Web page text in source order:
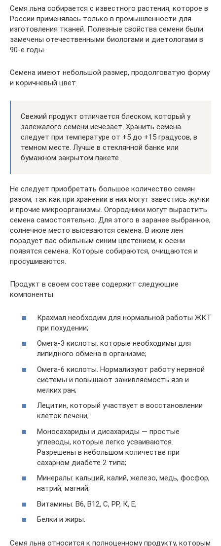
Семя льна собирается с известного растения, которое в
России применялась только в промышленности для
изготовления тканей. Полезные свойства семени были
замечены отечественными биологами и диетологами в
90-е годы.
Семена имеют небольшой размер, продолговатую форму
и коричневый цвет.
Свежий продукт отличается блеском, который у
залежалого семени исчезает. Хранить семена
следует при температуре от +5 до +15 градусов, в
темном месте. Лучше в стеклянной банке или
бумажном закрытом пакете.
Не следует приобретать большое количество семян
разом, так как при хранении в них могут завестись жучки
и прочие микроорганизмы. Огородники могут вырастить
семена самостоятельно. Для этого в заранее выбранное,
солнечное место высеваются семена. В июле лен
порадует вас обильным синим цветением, к осени
появятся семена. Которые собираются, очищаются и
просушиваются.
Продукт в своем составе содержит следующие
компоненты:
Крахмал необходим для нормальной работы ЖКТ
при похудении;
Омега-3 кислоты, которые необходимы для
липидного обмена в организме;
Омега-6 кислоты. Нормализуют работу нервной
системы и повышают заживляемость язв и
мелких ран;
Лецитин, который участвует в восстановлении
клеток печени;
Моносахариды и дисахариды — простые
углеводы, которые легко усваиваются.
Разрешены в небольшом количестве при
сахарном диабете 2 типа;
Минералы: кальций, калий, железо, медь, фосфор,
натрий, магний;
Витамины: В6, В12, С, РР, К, Е;
Белки и жиры.
Семя льна относится к полноценному продукту, которым